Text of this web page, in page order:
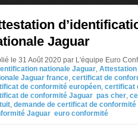
Jaguar
le 31 Août 2020 par L'équipe Euro
nationale Jaguar Attestation
Jaguar france certificat de
de conformité européen certificat
de conformité Jaguar pas cher
demande de certificat de conformité
Jaguar euro conformité